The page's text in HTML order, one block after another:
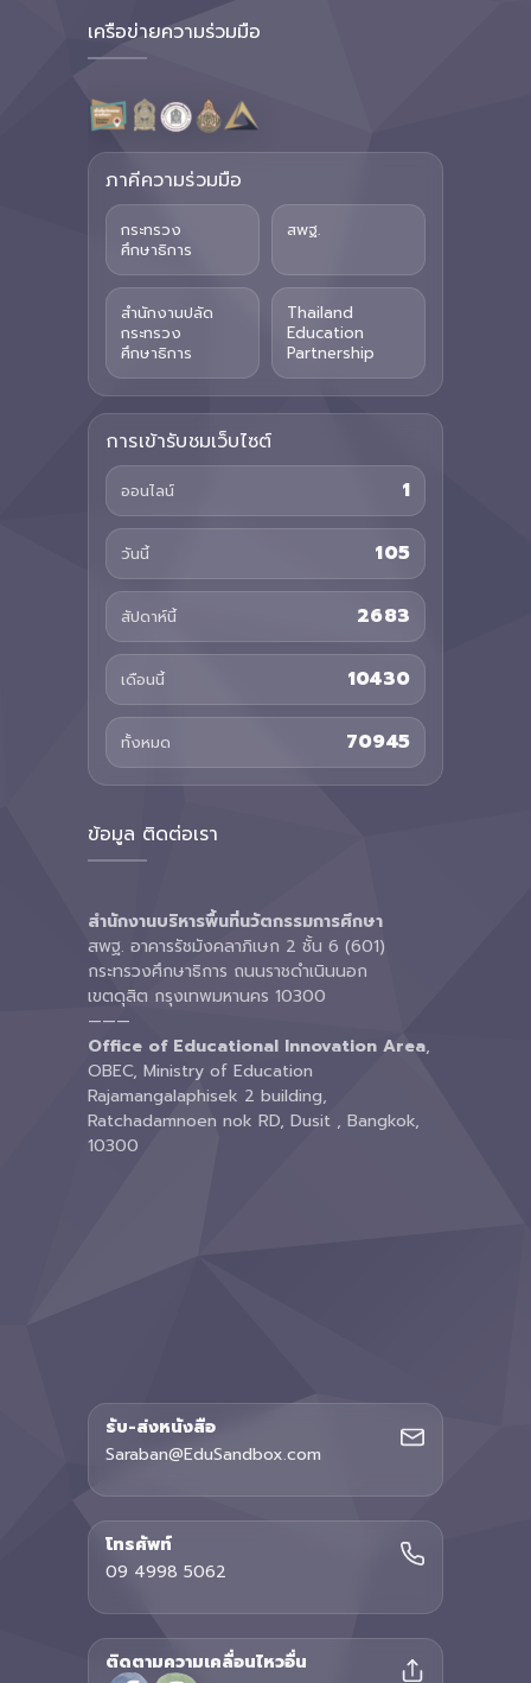
เครือข่ายความร่วมมือ
ภาคีความร่วมมือ
กระทรวง
ศึกษาธิการ
สพฐ.
สำนักงานปลัด
กระทรวง
ศึกษาธิการ
Thailand
Education
Partnership
การเข้ารับชมเว็บไซต์
ออนไลน์ 1
วันนี้ 105
สัปดาห์นี้ 2683
เดือนนี้ 10430
ทั้งหมด 70945
ข้อมูล ติดต่อเรา
สำนักงานบริหารพื้นที่นวัตกรรมการศึกษา
สพฐ. อาคารรัชมังคลาภิเษก 2 ชั้น 6 (601)
กระทรวงศึกษาธิการ ถนนราชดำเนินนอก
เขตดุสิต กรุงเทพมหานคร 10300
———
Office of Educational Innovation Area,
OBEC, Ministry of Education
Rajamangalaphisek 2 building,
Ratchadamnoen nok RD, Dusit , Bangkok,
10300
รับ-ส่งหนังสือ
Saraban@EduSandbox.com
โทรศัพท์
09 4998 5062
ติดตามความเคลื่อนไหวอื่น